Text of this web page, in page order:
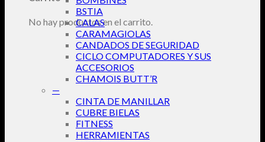
No hay productos en el carrito.
BSTIA
CALAS
CARAMAGIOLAS
CANDADOS DE SEGURIDAD
CICLO COMPUTADORES Y SUS
ACCESORIOS
CHAMOIS BUTT’R
—
CINTA DE MANILLAR
CUBRE BIELAS
FITNESS
HERRAMIENTAS